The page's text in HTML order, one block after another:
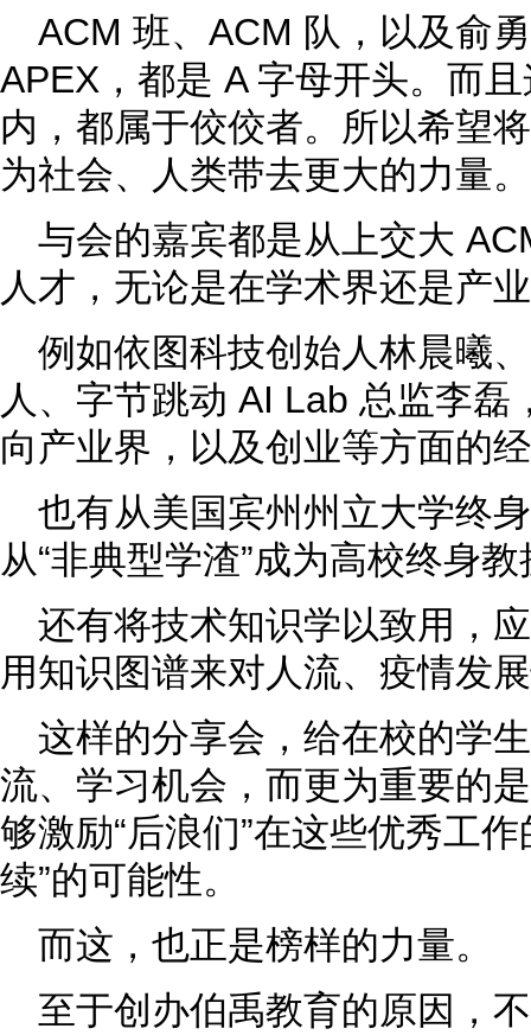
ACM 班、ACM 队，以及俞
APEX，都是 A 字母开头。而
内，都属于佼佼者。所以希望
为社会、人类带去更大的力量。
与会的嘉宾都是从上交大
人才，无论是在学术界还是产
例如依图科技创始人林晨曦
人、字节跳动 AI Lab 总监李磊
向产业界，以及创业等方面的
也有从美国宾州州立大学终
从“非典型学渣”成为高校终身
还有将技术知识学以致用，
用知识图谱来对人流、疫情发
这样的分享会，给在校的学
流、学习机会，而更为重要的
够激励“后浪们”在这些优秀工
续”的可能性。
而这，也正是榜样的力量。
至于创办伯禹教育的原因，